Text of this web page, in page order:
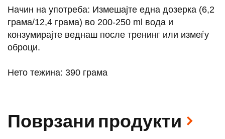
Начин на употреба: Измешајте една дозерка (6,2
грама/12,4 грама) во 200-250 ml вода и
конзумирајте веднаш после тренинг или измеѓу
оброци.
Нето тежина: 390 грама
Поврзани продукти